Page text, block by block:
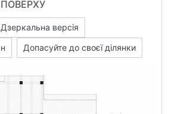
Дзеркальна версія
Допасуйте до своєї ділянки